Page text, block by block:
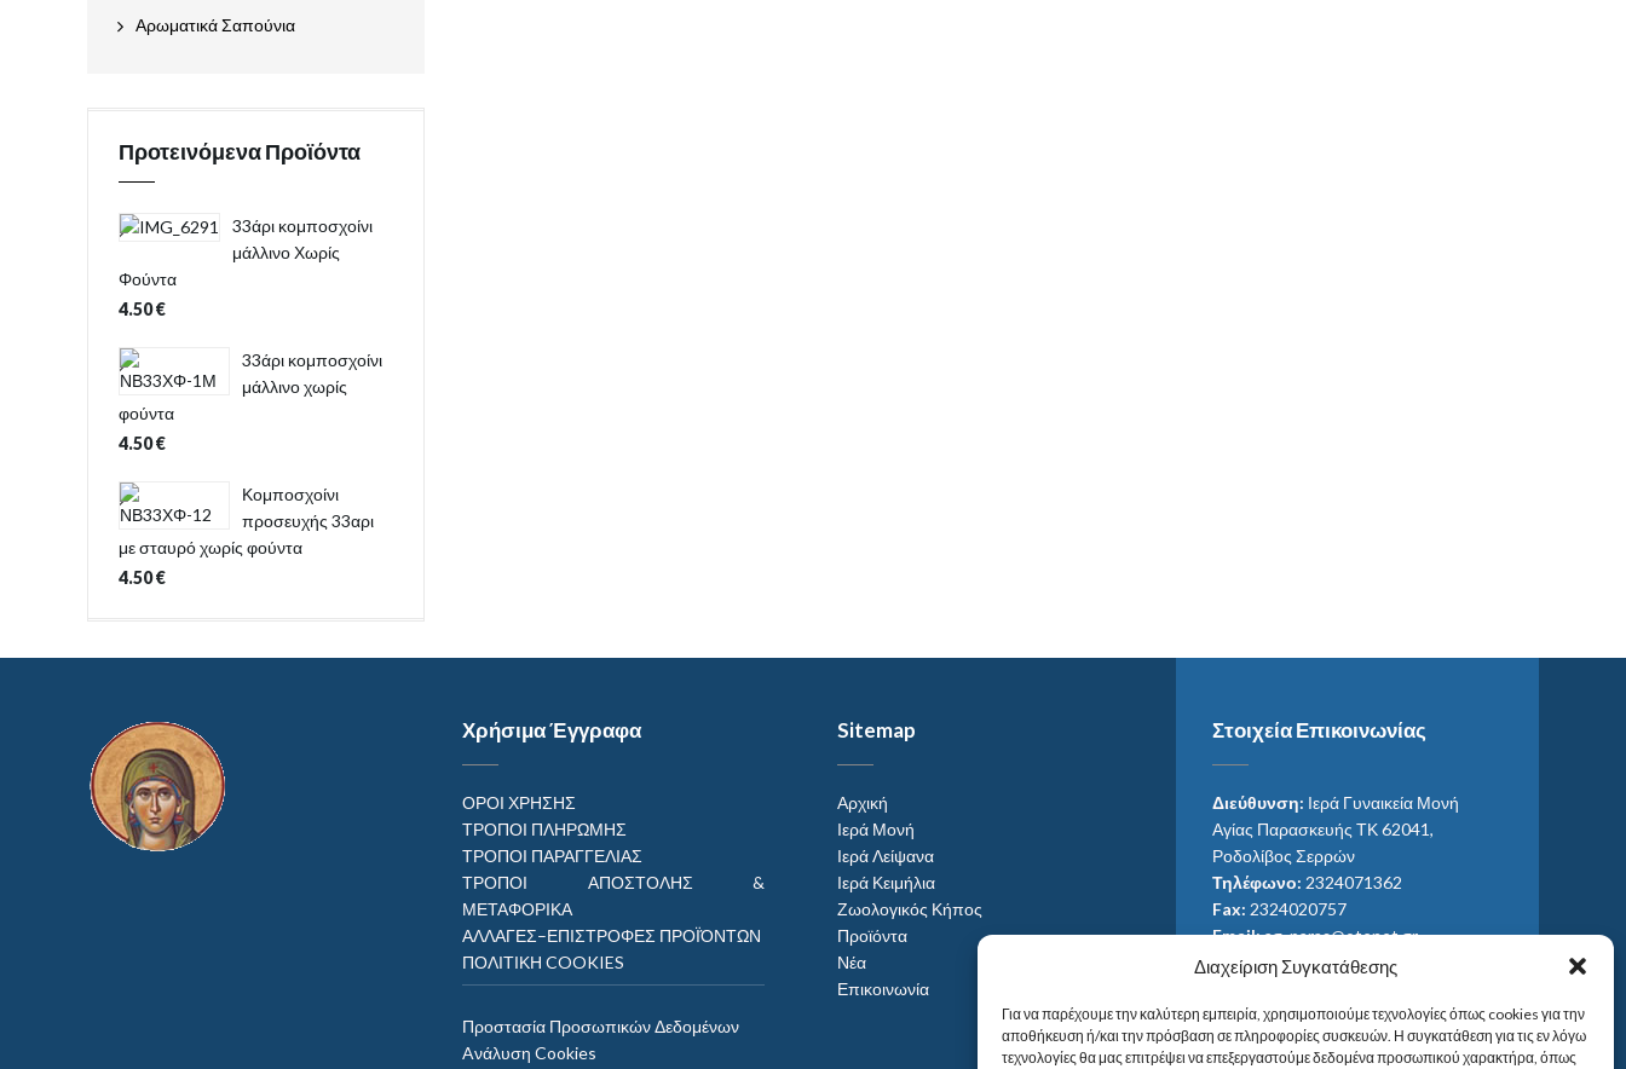
Διαχείριση Συγκατάθεσης
Για να παρέχουμε την καλύτερη εμπειρία, χρησιμοποιούμε τεχνολογίες όπως cookies για την
αποθήκευση ή/και την πρόσβαση σε πληροφορίες συσκευών. Η συγκατάθεση για τις εν λόγω
τεχνολογίες θα μας επιτρέψει να επεξεργαστούμε δεδομένα προσωπικού χαρακτήρα, όπως
Αρωματικά Σαπούνια
Προτεινόμενα Προϊόντα
33άρι κομποσχοίνι
μάλλινο Χωρίς
Φούντα
4.50€
33άρι κομποσχοίνι
μάλλινο χωρίς
φούντα
4.50€
Κομποσχοίνι
προσευχής 33αρι
με σταυρό χωρίς φούντα
4.50€
Χρήσιμα Έγγραφα
ΟΡΟΙ ΧΡΗΣΗΣ
ΤΡΟΠΟΙ ΠΛΗΡΩΜΗΣ
ΤΡΟΠΟΙ ΠΑΡΑΓΓΕΛΙΑΣ
ΤΡΟΠΟΙ ΑΠΟΣΤΟΛΗΣ &
ΜΕΤΑΦΟΡΙΚΑ
ΑΛΛΑΓΕΣ–ΕΠΙΣΤΡΟΦΕΣ ΠΡΟΪΌΝΤΩΝ
ΠΟΛΙΤΙΚΗ COOKIES
Προστασία Προσωπικών Δεδομένων
Aνάλυση Cookies
Sitemap
Αρχική
Ιερά Μονή
Ιερά Λείψανα
Ιερά Κειμήλια
Ζωολογικός Κήπος
Προϊόντα
Νέα
Επικοινωνία
Στοιχεία Επικοινωνίας
Διεύθυνση: Ιερά Γυναικεία Μονή
Αγίας Παρασκευής ΤΚ 62041,
Ροδολίβος Σερρών
Τηλέφωνο: 2324071362
Fax: 2324020757
Email:ag_paras@otenet.gr
Email:info@im-agparaskevis.gr
Από ανατολή έως και δύση του ηλίου.